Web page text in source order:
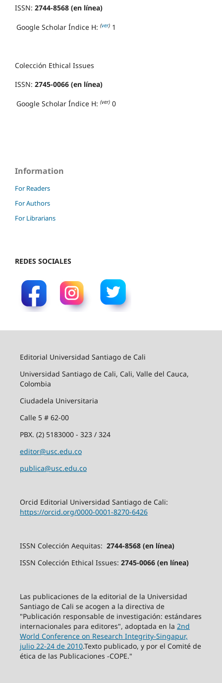
ISSN: 2744-8568 (en línea)
Google Scholar Índice H: (ver) 1
Colección Ethical Issues
ISSN: 2745-0066 (en línea)
Google Scholar Índice H: (ver) 0
Information
For Readers
For Authors
For Librarians
REDES SOCIALES
Editorial Universidad Santiago de Cali
Universidad Santiago de Cali, Cali, Valle del Cauca,
Colombia
Ciudadela Universitaria
Calle 5 # 62-00
PBX. (2) 5183000 - 323 / 324
editor@usc.edu.co
publica@usc.edu.co
Orcid Editorial Universidad Santiago de Cali:
https://orcid.org/0000-0001-8270-6426
ISSN Colección Aequitas: 2744-8568 (en línea)
ISSN Colección Ethical Issues: 2745-0066 (en línea)
Las publicaciones de la editorial de la Universidad
Santiago de Cali se acogen a la directiva de
"Publicación responsable de investigación: estándares
internacionales para editores", adoptada en la 2nd
World Conference on Research Integrity-Singapur,
julio 22-24 de 2010.Texto publicado, y por el Comité de
ética de las Publicaciones -COPE."